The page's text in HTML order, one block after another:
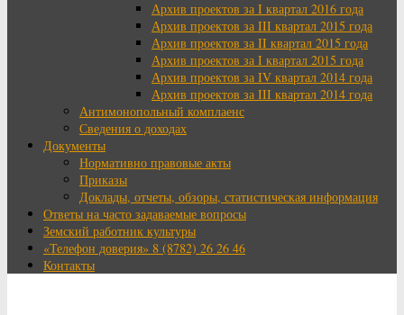
Архив проектов за I квартал 2016 года
Архив проектов за III квартал 2015 года
Архив проектов за II квартал 2015 года
Архив проектов за I квартал 2015 года
Архив проектов за IV квартал 2014 года
Архив проектов за III квартал 2014 года
Антимонопольный комплаенс
Сведения о доходах
Документы
Нормативно правовые акты
Приказы
Доклады, отчеты, обзоры, статистическая информация
Ответы на часто задаваемые вопросы
Земский работник культуры
«Телефон доверия» 8 (8782) 26 26 46
Контакты